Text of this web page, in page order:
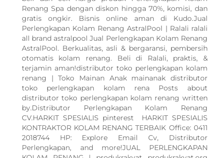
Renang Spa dengan diskon hingga 70%, komisi, dan
gratis ongkir. Bisnis online aman di Kudo.Jual
Perlengkapan Kolam Renang AstralPool | Ralali ralali
all brand astralpool Jual Perlengkapan Kolam Renang
AstralPool. Berkualitas, asli & bergaransi, pembersih
otomatis kolam renang. Beli di Ralali, praktis, &
terjamin aman!distributor toko perlengkapan kolam
renang | Toko Mainan Anak mainanak distributor
toko perlengkapan kolam rena Posts about
distributor toko perlengkapan kolam renang written
by.Distributor Perlengkapan Kolam Renang
CV.HARKIT SPESIALIS pinterest HARKIT SPESIALIS
KONTRAKTOR KOLAM RENANG TERBAIK Office: 0411
2018744 HP: Explore Email Cv, Distributor
Perlengkapan, and more!JUAL PERLENGKAPAN